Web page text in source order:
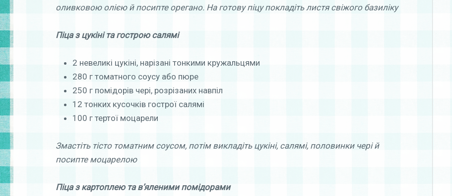
оливковою олією й посипте орегано. На готову піцу покладіть листя свіжого базиліку
Піца з цукіні та гострою салямі
2 невеликі цукіні, нарізані тонкими кружальцями
280 г томатного соусу або пюре
250 г помідорів чері, розрізаних навпіл
12 тонких кусочків гострої салямі
100 г тертої моцарели
Змастіть тісто томатним соусом, потім викладіть цукіні, салямі, половинки чері й
посипте моцарелою
Піца з картоплею та в’яленими помідорами